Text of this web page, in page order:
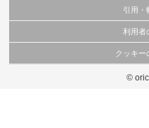
引用・
当サイトで公開されている情報（文字、
これらの情報を権利者の許可なく無断
利用者
当サイトに掲載している内容はすべて
弊社の見解・ 意見ではないことをご理解
クッキー
このサイトでは Cookie を使用して、ユ
©